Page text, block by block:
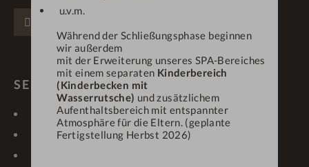
u.v.m.
Während der Schließungsphase beginnen
wir außerdem
mit der Erweiterung unseres SPA-Bereiches
mit einem separaten Kinderbereich
(Kinderbecken mit
Wasserrutsche) und zusätzlichem
Aufenthaltsbereich mit entspannter
Atmosphäre für die Eltern. (geplante
Fertigstellung Herbst 2026)
FACEBOOK
SERVICE & LINKS
KONTAKT
LAGE & ANREISE
GUTSCHEINE
NEWSLETTER